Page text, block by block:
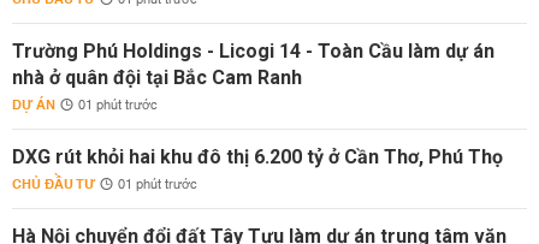
Trường Phú Holdings - Licogi 14 - Toàn Cầu làm dự án
nhà ở quân đội tại Bắc Cam Ranh
DỰ ÁN 01 phút trước
DXG rút khỏi hai khu đô thị 6.200 tỷ ở Cần Thơ, Phú Thọ
CHỦ ĐẦU TƯ 01 phút trước
Hà Nội chuyển đổi đất Tây Tựu làm dự án trung tâm văn